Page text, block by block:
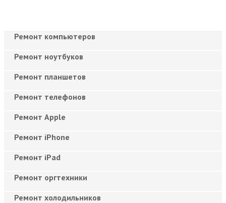
Ремонт компьютеров
Ремонт ноутбуков
Ремонт планшетов
Ремонт телефонов
Ремонт Apple
Ремонт iPhone
Ремонт iPad
Ремонт оргтехники
Ремонт холодильников